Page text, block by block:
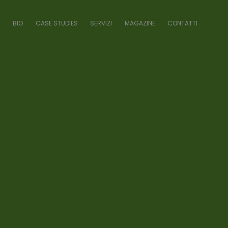
BIO CASE STUDIES SERVIZI MAGAZINE CONTATTI